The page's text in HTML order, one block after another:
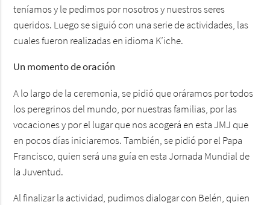
teníamos y le pedimos por nosotros y nuestros seres
queridos. Luego se siguió con una serie de actividades, las
cuales fueron realizadas en idioma K’iche.
Un momento de oración
A lo largo de la ceremonia, se pidió que oráramos por todos
los peregrinos del mundo, por nuestras familias, por las
vocaciones y por el lugar que nos acogerá en esta JMJ que
en pocos días iniciaremos. También, se pidió por el Papa
Francisco, quien será una guía en esta Jornada Mundial de
la Juventud.
Al finalizar la actividad, pudimos dialogar con Belén, quien